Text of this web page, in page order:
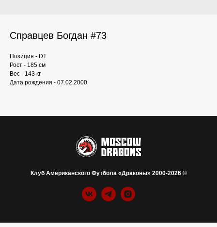
Справцев Богдан #73
Позиция - DT
Рост - 185 см
Вес - 143 кг
Дата рождения - 07.02.2000
Клуб Американского Футбола «Драконы» 2000-2026 ©